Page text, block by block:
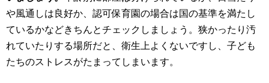
や風通しは良好か、認可保育園の場合は国の基準を満たし
ているかなどきちんとチェックしましょう。狭かったり汚
れていたりする場所だと、衛生上よくないですし、子ども
たちのストレスがたまってしまいます。